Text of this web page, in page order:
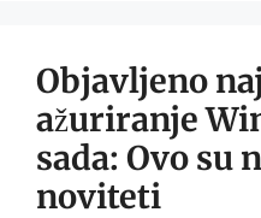
Objavljeno
ažuriranje
sada: Ovo su
noviteti